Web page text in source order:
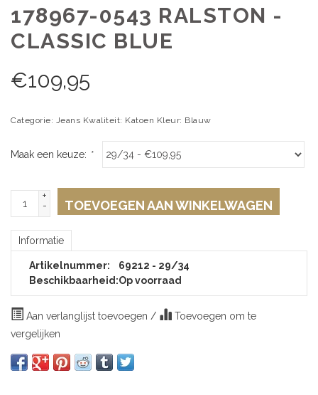
178967-0543 RALSTON -
CLASSIC BLUE
€109,95
Categorie: Jeans Kwaliteit: Katoen Kleur: Blauw
Maak een keuze: *
+
-
TOEVOEGEN AAN WINKELWAGEN
Informatie
Artikelnummer:
69212 - 29/34
Beschikbaarheid:Op voorraad
Aan verlanglijst toevoegen /
Toevoegen om te
vergelijken